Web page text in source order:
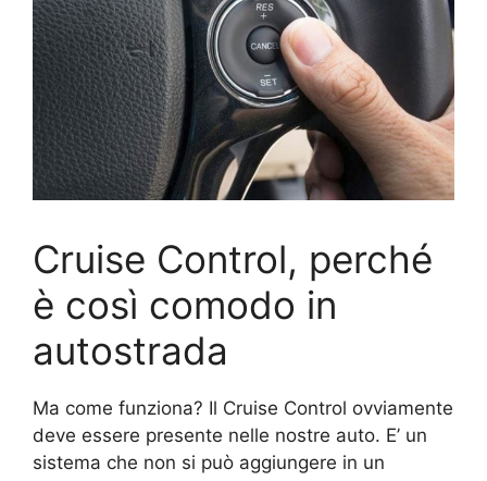
Cruise Control, perché
è così comodo in
autostrada
Ma come funziona? Il Cruise Control ovviamente
deve essere presente nelle nostre auto. E’ un
sistema che non si può aggiungere in un